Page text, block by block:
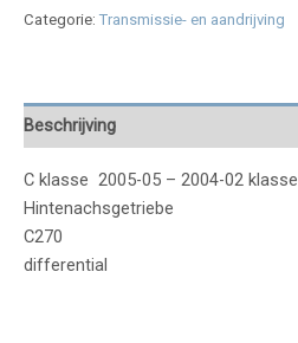
Categorie: Transmissie- en aandrijving
Beschrijving
C klasse 2005-05 – 2004-02 klasse
Hintenachsgetriebe
C270
differential